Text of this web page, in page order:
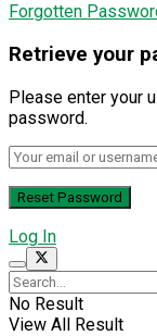
Forgotten
Retrieve your
Please enter your
password.
Log In
No Result
View All Result